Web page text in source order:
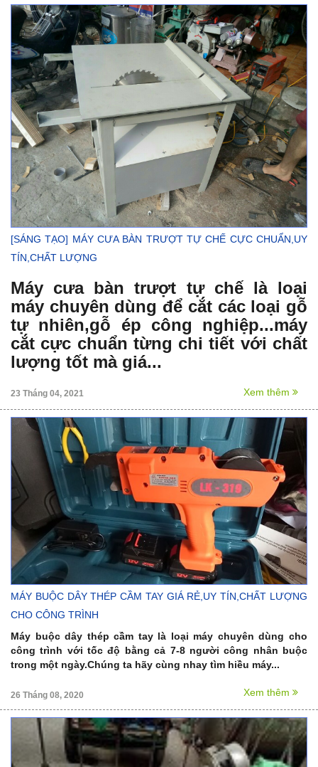
[SÁNG TẠO] MÁY CƯA BÀN TRƯỢT TỰ CHẾ CỰC CHUẨN,UY
TÍN,CHẤT LƯỢNG
Máy cưa bàn trượt tự chế là loại
máy chuyên dùng để cắt các loại gỗ
tự nhiên,gỗ ép công nghiệp...máy
cắt cực chuẩn từng chi tiết với chất
lượng tốt mà giá...
23 Tháng 04, 2021 Xem thêm
MÁY BUỘC DÂY THÉP CẦM TAY GIÁ RẺ,UY TÍN,CHẤT LƯỢNG
CHO CÔNG TRÌNH
Máy buộc dây thép cầm tay là loại máy chuyên dùng cho
công trình với tốc độ bằng cả 7-8 người công nhân buộc
trong một ngày.Chúng ta hãy cùng nhay tìm hiều máy...
26 Tháng 08, 2020 Xem thêm